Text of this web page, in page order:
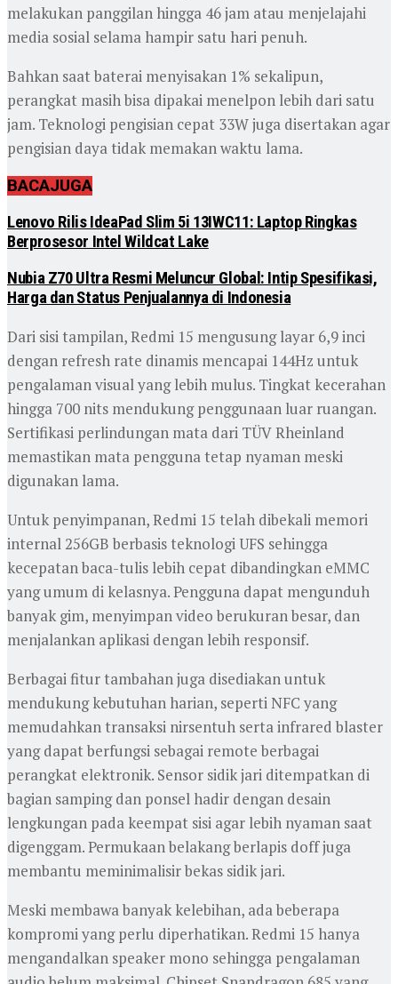
melakukan panggilan hingga 46 jam atau menjelajahi
media sosial selama hampir satu hari penuh.
Bahkan saat baterai menyisakan 1% sekalipun,
perangkat masih bisa dipakai menelpon lebih dari satu
jam. Teknologi pengisian cepat 33W juga disertakan agar
pengisian daya tidak memakan waktu lama.
BACAJUGA
Lenovo Rilis IdeaPad Slim 5i 13IWC11: Laptop Ringkas
Berprosesor Intel Wildcat Lake
Nubia Z70 Ultra Resmi Meluncur Global: Intip Spesifikasi,
Harga dan Status Penjualannya di Indonesia
Dari sisi tampilan, Redmi 15 mengusung layar 6,9 inci
dengan refresh rate dinamis mencapai 144Hz untuk
pengalaman visual yang lebih mulus. Tingkat kecerahan
hingga 700 nits mendukung penggunaan luar ruangan.
Sertifikasi perlindungan mata dari TÜV Rheinland
memastikan mata pengguna tetap nyaman meski
digunakan lama.
Untuk penyimpanan, Redmi 15 telah dibekali memori
internal 256GB berbasis teknologi UFS sehingga
kecepatan baca-tulis lebih cepat dibandingkan eMMC
yang umum di kelasnya. Pengguna dapat mengunduh
banyak gim, menyimpan video berukuran besar, dan
menjalankan aplikasi dengan lebih responsif.
Berbagai fitur tambahan juga disediakan untuk
mendukung kebutuhan harian, seperti NFC yang
memudahkan transaksi nirsentuh serta infrared blaster
yang dapat berfungsi sebagai remote berbagai
perangkat elektronik. Sensor sidik jari ditempatkan di
bagian samping dan ponsel hadir dengan desain
lengkungan pada keempat sisi agar lebih nyaman saat
digenggam. Permukaan belakang berlapis doff juga
membantu meminimalisir bekas sidik jari.
Meski membawa banyak kelebihan, ada beberapa
kompromi yang perlu diperhatikan. Redmi 15 hanya
mengandalkan speaker mono sehingga pengalaman